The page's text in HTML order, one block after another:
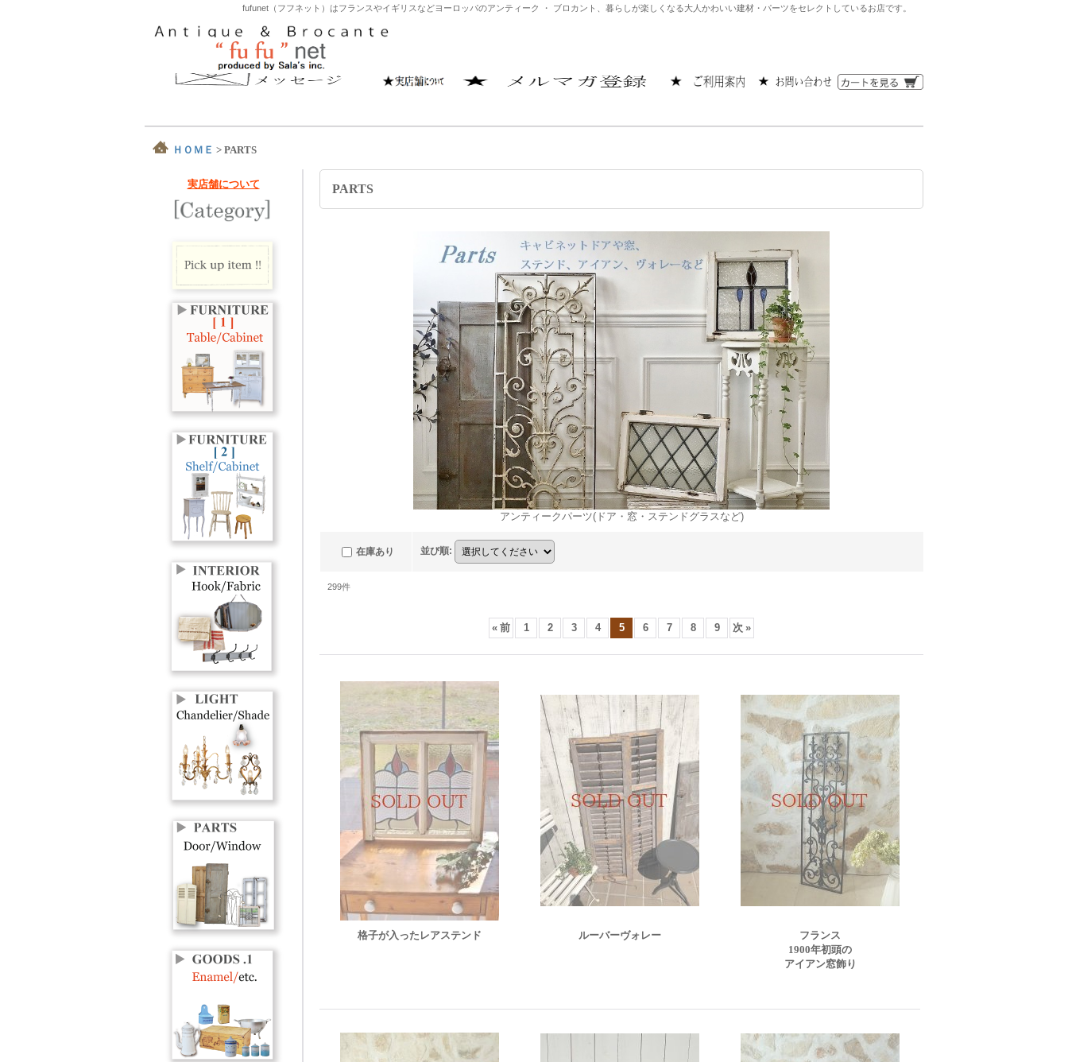
fufunet（フフネット）はフランスやイギリスなどヨーロッパのアンティーク ・ ブロカント、暮らしが楽しくなる大人かわいい建材・パーツをセレクトしているお店です。
ＨＯＭＥ > PARTS
実店舗について PARTS
アンティークパーツ(ドア・窓・ステンドグラスなど)
在庫あり 並び順:
299件
« 前 1 2 3 4 5 6 7 8 9 次 »
格子が入ったレアステンド ルーバーヴォレー
フランス
1900年初頭の
アイアン窓飾り